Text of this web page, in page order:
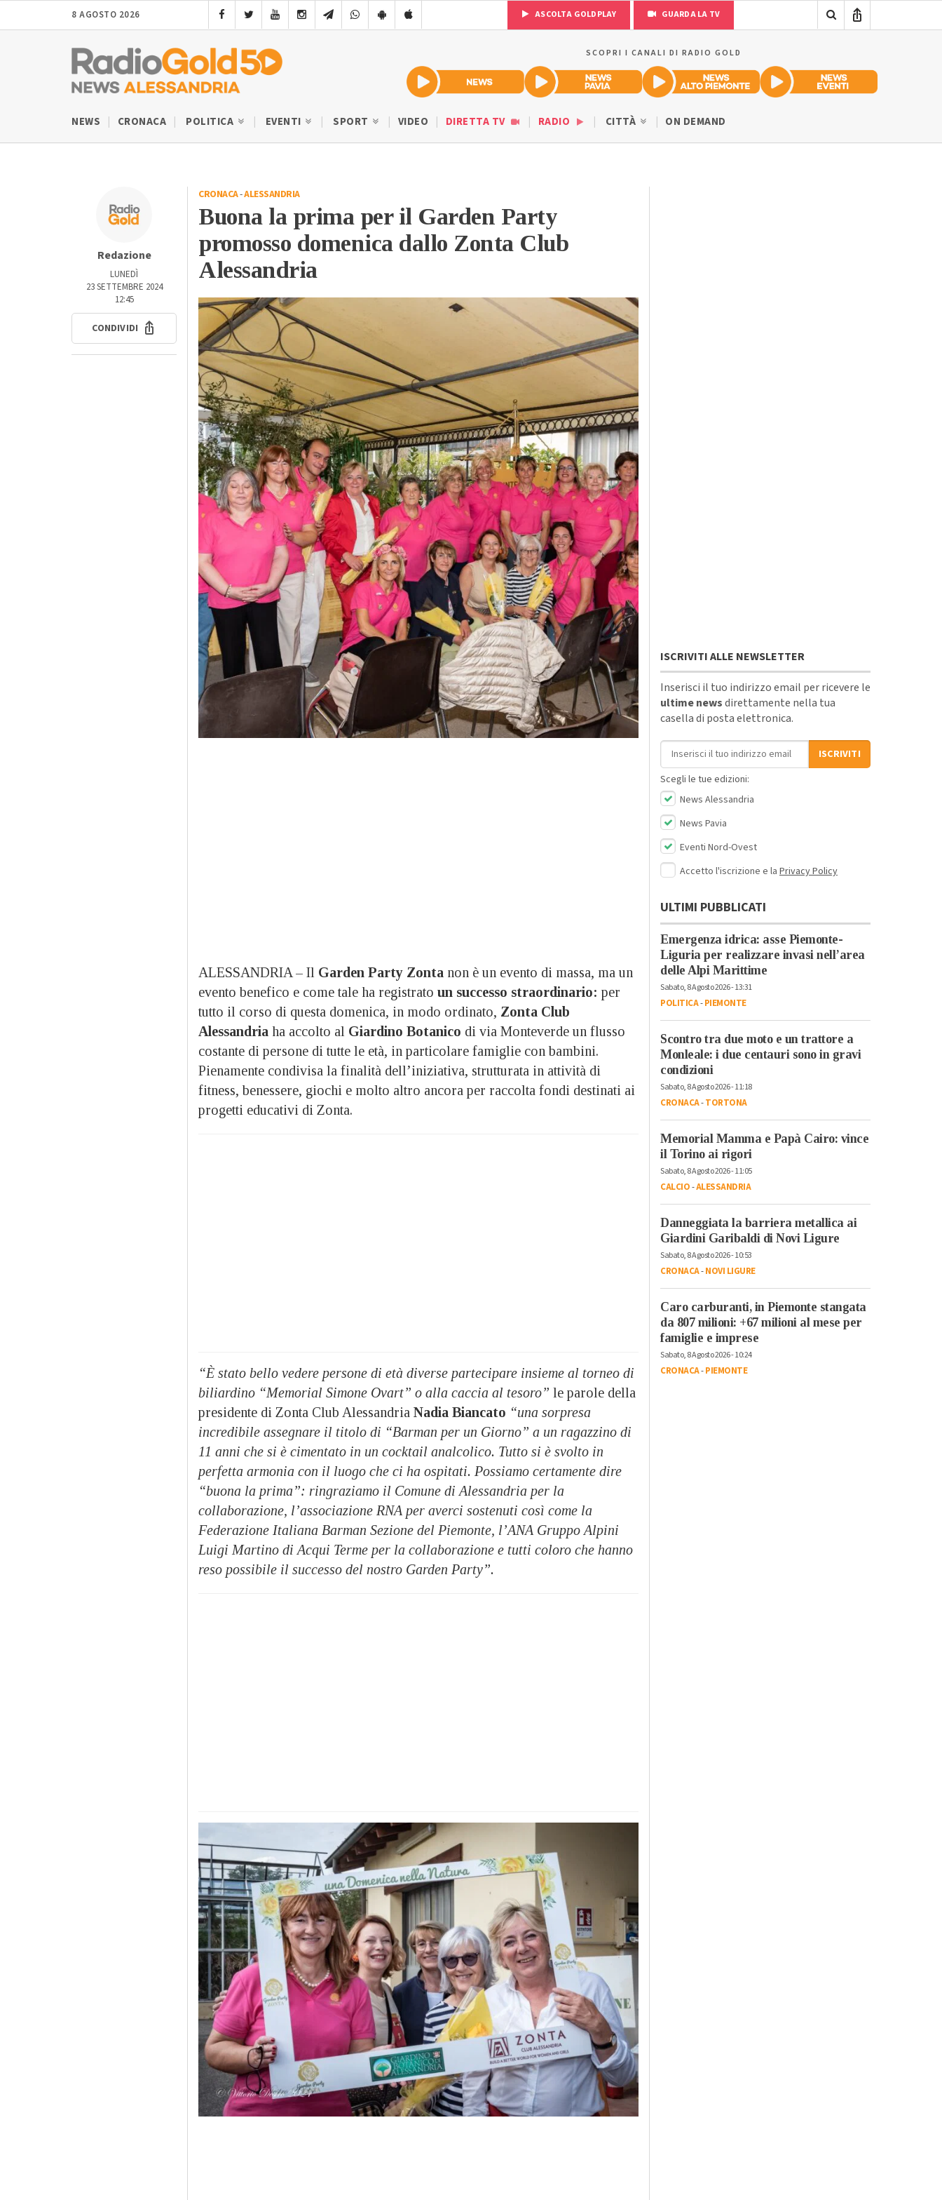
8 AGOSTO 2026 ASCOLTA GOLDPLAY GUARDA LA TV
SCOPRI I CANALI DI RADIO GOLD
NEWS CRONACA POLITICA EVENTI SPORT VIDEO DIRETTA TV RADIO CITTÀ ON DEMAND
Redazione
LUNEDÌ
23 SETTEMBRE 2024
12:45
CONDIVIDI
CRONACA-ALESSANDRIA
Buona la prima per il Garden Party
promosso domenica dallo Zonta Club
Alessandria
ALESSANDRIA – Il Garden Party Zonta non è un evento di massa, ma un
evento benefico e come tale ha registrato un successo straordinario: per
tutto il corso di questa domenica, in modo ordinato, Zonta Club
Alessandria ha accolto al Giardino Botanico di via Monteverde un flusso
costante di persone di tutte le età, in particolare famiglie con bambini.
Pienamente condivisa la finalità dell’iniziativa, strutturata in attività di
fitness, benessere, giochi e molto altro ancora per raccolta fondi destinati ai
progetti educativi di Zonta.
“È stato bello vedere persone di età diverse partecipare insieme al torneo di
biliardino “Memorial Simone Ovart” o alla caccia al tesoro” le parole della
presidente di Zonta Club Alessandria Nadia Biancato “una sorpresa
incredibile assegnare il titolo di “Barman per un Giorno” a un ragazzino di
11 anni che si è cimentato in un cocktail analcolico. Tutto si è svolto in
perfetta armonia con il luogo che ci ha ospitati. Possiamo certamente dire
“buona la prima”: ringraziamo il Comune di Alessandria per la
collaborazione, l’associazione RNA per averci sostenuti così come la
Federazione Italiana Barman Sezione del Piemonte, l’ANA Gruppo Alpini
Luigi Martino di Acqui Terme per la collaborazione e tutti coloro che hanno
reso possibile il successo del nostro Garden Party”.
ISCRIVITI ALLE NEWSLETTER
Inserisci il tuo indirizzo email per ricevere le
ultime newsdirettamente nella tua
casella di posta elettronica.
Indirizzo email
ISCRIVITI
Scegli le tue edizioni:
News Alessandria
News Pavia
Eventi Nord-Ovest
Accetto l'iscrizione e la Privacy Policy
ULTIMI PUBBLICATI
Emergenza idrica: asse Piemonte-
Liguria per realizzare invasi nell’area
delle Alpi Marittime
Sabato, 8 Agosto 2026 - 13:31
POLITICA-PIEMONTE
Scontro tra due moto e un trattore a
Monleale: i due centauri sono in gravi
condizioni
Sabato, 8 Agosto 2026 - 11:18
CRONACA-TORTONA
Memorial Mamma e Papà Cairo: vince
il Torino ai rigori
Sabato, 8 Agosto 2026 - 11:05
CALCIO-ALESSANDRIA
Danneggiata la barriera metallica ai
Giardini Garibaldi di Novi Ligure
Sabato, 8 Agosto 2026 - 10:53
CRONACA-NOVI LIGURE
Caro carburanti, in Piemonte stangata
da 807 milioni: +67 milioni al mese per
famiglie e imprese
Sabato, 8 Agosto 2026 - 10:24
CRONACA-PIEMONTE